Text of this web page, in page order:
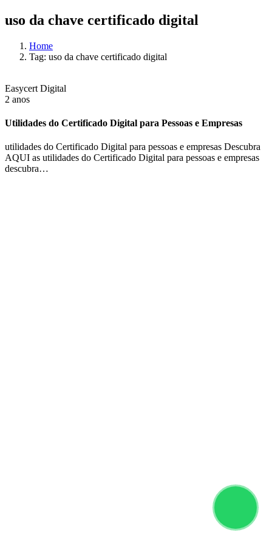
uso da chave certificado digital
Home
Tag: uso da chave certificado digital
Easycert Digital
2 anos
Utilidades do Certificado Digital para Pessoas e Empresas
utilidades do Certificado Digital para pessoas e empresas Descubra
AQUI as utilidades do Certificado Digital para pessoas e empresas
descubra…